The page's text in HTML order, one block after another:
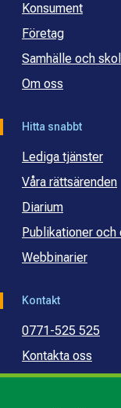
Konsument
Företag
Samhälle och
Om oss
Hitta snabbt
Lediga tjänster
Våra rättsärenden
Diarium
Publikationer och
Webbinarier
Kontakt
0771-525 525
Kontakta oss
Press